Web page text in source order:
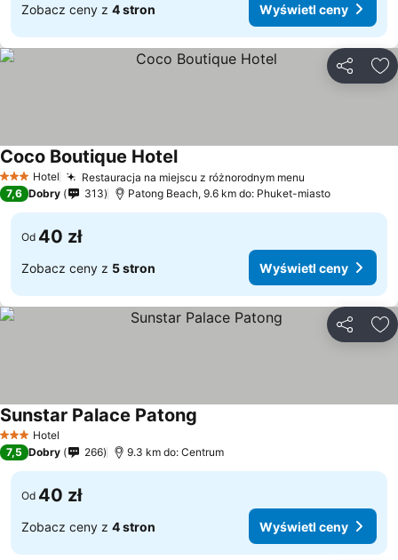
Zobacz ceny z 4 stron Wyświetl ceny
3 Kategoria
Hotel Restauracja na miejscu z różnorodnym menu
Coco Boutique Hotel
7,6 Dobry 313 Patong Beach, 9.6 km do: Phuket-miasto
Od 40 zł
Zobacz ceny z 5 stron Wyświetl ceny
3 Kategoria
Hotel
Sunstar Palace Patong
7,5 Dobry 266 9.3 km do: Centrum
Od 40 zł
Zobacz ceny z 4 stron Wyświetl ceny